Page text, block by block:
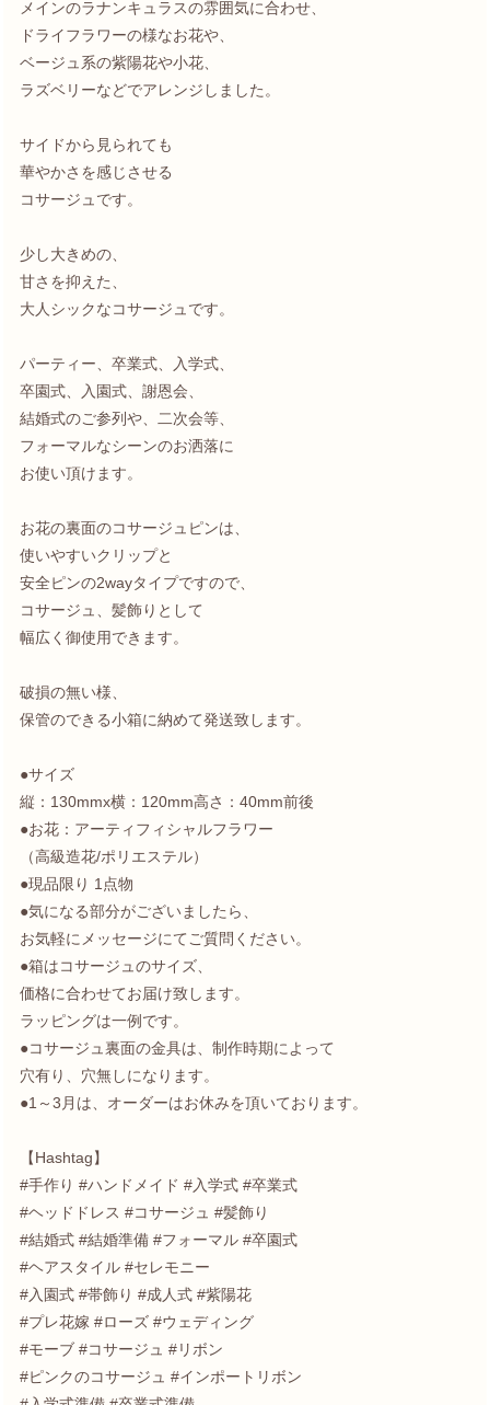
メインのラナンキュラスの雰囲気に合わせ、
ドライフラワーの様なお花や、
ベージュ系の紫陽花や小花、
ラズベリーなどでアレンジしました。
サイドから見られても
華やかさを感じさせる
コサージュです。
少し大きめの、
甘さを抑えた、
大人シックなコサージュです。
パーティー、卒業式、入学式、
卒園式、入園式、謝恩会、
結婚式のご参列や、二次会等、
フォーマルなシーンのお洒落に
お使い頂けます。
お花の裏面のコサージュピンは、
使いやすいクリップと
安全ピンの2wayタイプですので、
コサージュ、髪飾りとして
幅広く御使用できます。
破損の無い様、
保管のできる小箱に納めて発送致します。
●サイズ
縦：130mmx横：120mm高さ：40mm前後
●お花：アーティフィシャルフラワー
（高級造花/ポリエステル）
●現品限り 1点物
●気になる部分がございましたら、
お気軽にメッセージにてご質問ください。
●箱はコサージュのサイズ、
価格に合わせてお届け致します。
ラッピングは一例です。
●コサージュ裏面の金具は、制作時期によって
穴有り、穴無しになります。
●1～3月は、オーダーはお休みを頂いております。
【Hashtag】
#手作り #ハンドメイド #入学式 #卒業式
#ヘッドドレス #コサージュ #髪飾り
#結婚式 #結婚準備 #フォーマル #卒園式
#ヘアスタイル #セレモニー
#入園式 #帯飾り #成人式 #紫陽花
#プレ花嫁 #ローズ #ウェディング
#モーブ #コサージュ #リボン
#ピンクのコサージュ #インポートリボン